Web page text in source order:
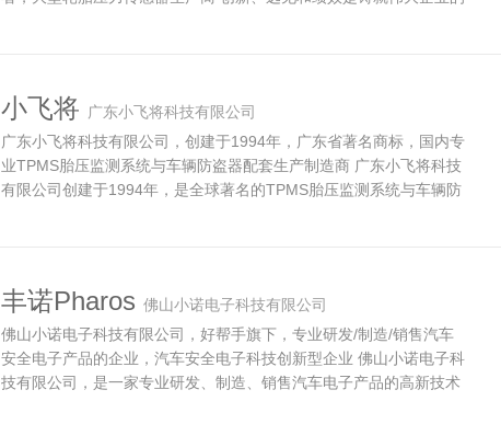
小飞将 广东小飞将科技有限公司
广东小飞将科技有限公司，创建于1994年，广东省著名商标，国内专
业TPMS胎压监测系统与车辆防盗器配套生产制造商 广东小飞将科技
有限公司创建于1994年，是全球著名的TPMS胎压监测系统与车辆防
丰诺Pharos 佛山小诺电子科技有限公司
佛山小诺电子科技有限公司，好帮手旗下，专业研发/制造/销售汽车
安全电子产品的企业，汽车安全电子科技创新型企业 佛山小诺电子科
技有限公司，是一家专业研发、制造、销售汽车电子产品的高新技术